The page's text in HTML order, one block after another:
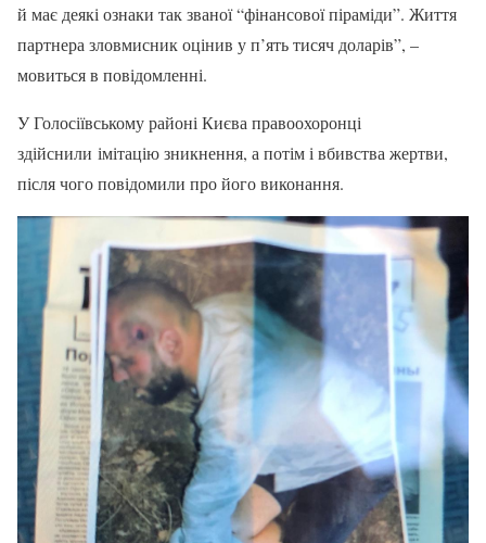
й має деякі ознаки так званої “фінансової піраміди”. Життя
партнера зловмисник оцінив у п’ять тисяч доларів”, –
мовиться в повідомленні.
У Голосіївському районі Києва правоохоронці
здійснили імітацію зникнення, а потім і вбивства жертви,
після чого повідомили про його виконання.